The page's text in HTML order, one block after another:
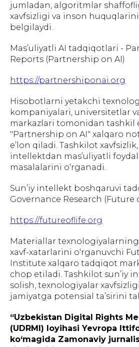
jumladan, algoritmlar
xavfsizligi va inson
belgilaydi.
Mas’uliyatli AI tadqiqotlari -
Reports (Partnership on AI)
https://partnershiponai.org
Hisobotlarni yetakchi
kompaniyalari, universitetlar
markazlari tomonidan tashkil
"Partnership on AI" xalqaro
e’lon qiladi. Tashkilot
intellektdan mas’uliyatli
masalalarini o‘rganadi.
Sun’iy intellekt boshqaruvi
Governance Research (Future
https://futureoflife.org
Materiallar
xavf-xatarlarini o‘rganuvchi
Institute xalqaro tadqiqot
chop etiladi. Tashkilot sun’iy
solish, texnologiyalar
jamiyatga potensial ta’sirini
“Uzbekistan Digital Rights
(UDRMI) loyihasi Yevropa
ko‘magida Zamonaviy